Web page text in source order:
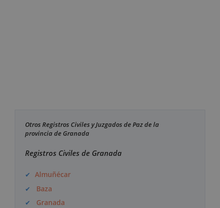
Otros Registros Civiles y Juzgados de Paz de la
provincia de Granada
Registros Civiles de Granada
Almuñécar
Baza
Granada